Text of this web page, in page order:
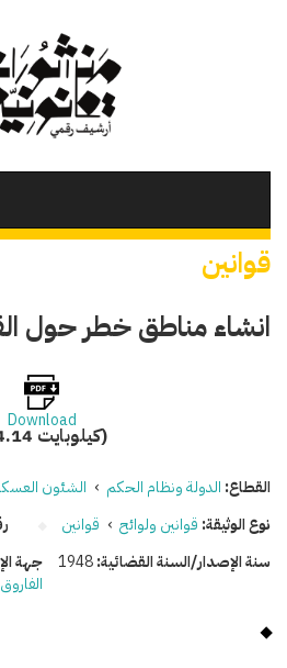
قوانين
انشاء مناطق خطر حول
Download
(34.14 كيلوبايت)
القطاع: الدولة ونظام الحكم › الشئون
نوع الوثيقة: قوانين ولوائح › قوانين
سنة الإصدار/السنة القضائية:1948
جهة
الفاروق